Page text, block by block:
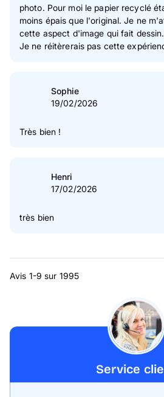
photo. Pour moi le papier recyclé
moins épais que l'original. Je ne
cette aspect d'image qui fait
Je ne réitèrerais pas cette
Sophie
19/02/2026
Très bien !
Henri
17/02/2026
très bien
Avis 1-9 sur 1995
Service